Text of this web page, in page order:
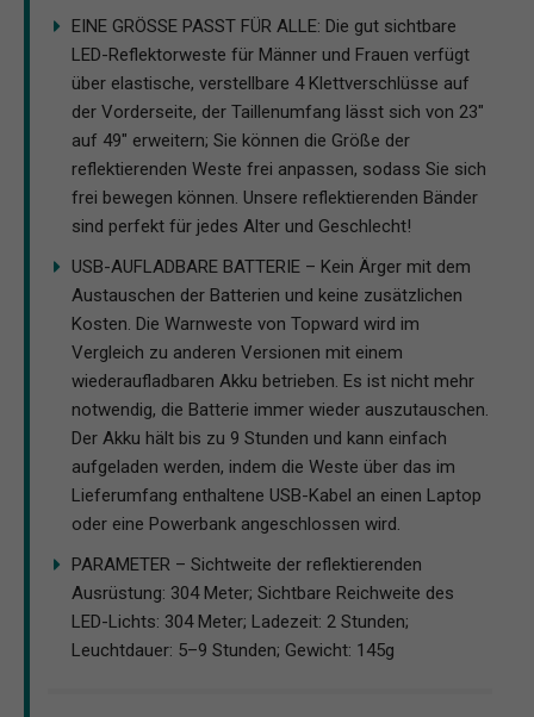
EINE GRÖSSE PASST FÜR ALLE: Die gut sichtbare
LED-Reflektorweste für Männer und Frauen verfügt
über elastische, verstellbare 4 Klettverschlüsse auf
der Vorderseite, der Taillenumfang lässt sich von 23"
auf 49" erweitern; Sie können die Größe der
reflektierenden Weste frei anpassen, sodass Sie sich
frei bewegen können. Unsere reflektierenden Bänder
sind perfekt für jedes Alter und Geschlecht!
USB-AUFLADBARE BATTERIE – Kein Ärger mit dem
Austauschen der Batterien und keine zusätzlichen
Kosten. Die Warnweste von Topward wird im
Vergleich zu anderen Versionen mit einem
wiederaufladbaren Akku betrieben. Es ist nicht mehr
notwendig, die Batterie immer wieder auszutauschen.
Der Akku hält bis zu 9 Stunden und kann einfach
aufgeladen werden, indem die Weste über das im
Lieferumfang enthaltene USB-Kabel an einen Laptop
oder eine Powerbank angeschlossen wird.
PARAMETER – Sichtweite der reflektierenden
Ausrüstung: 304 Meter; Sichtbare Reichweite des
LED-Lichts: 304 Meter; Ladezeit: 2 Stunden;
Leuchtdauer: 5–9 Stunden; Gewicht: 145g